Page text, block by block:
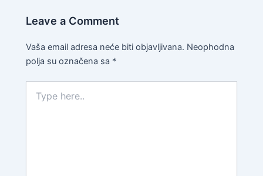
Leave a Comment
Vaša email adresa neće biti objavljivana. Neophodna
polja su označena sa *
here..